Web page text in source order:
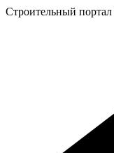
Строительный портал